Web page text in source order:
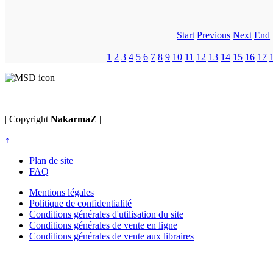
Start Previous Next End
1 2 3 4 5 6 7 8 9 10 11 12 13 14 15 16 17
| Copyright NakarmaZ |
↑
Plan de site
FAQ
Mentions légales
Politique de confidentialité
Conditions générales d'utilisation du site
Conditions générales de vente en ligne
Conditions générales de vente aux libraires